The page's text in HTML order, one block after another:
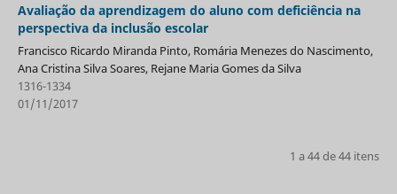
Avaliação da aprendizagem do aluno com deficiência na
perspectiva da inclusão escolar
Francisco Ricardo Miranda Pinto, Romária Menezes do Nascimento,
Ana Cristina Silva Soares, Rejane Maria Gomes da Silva
1316-1334
01/11/2017
1 a 44 de 44 itens